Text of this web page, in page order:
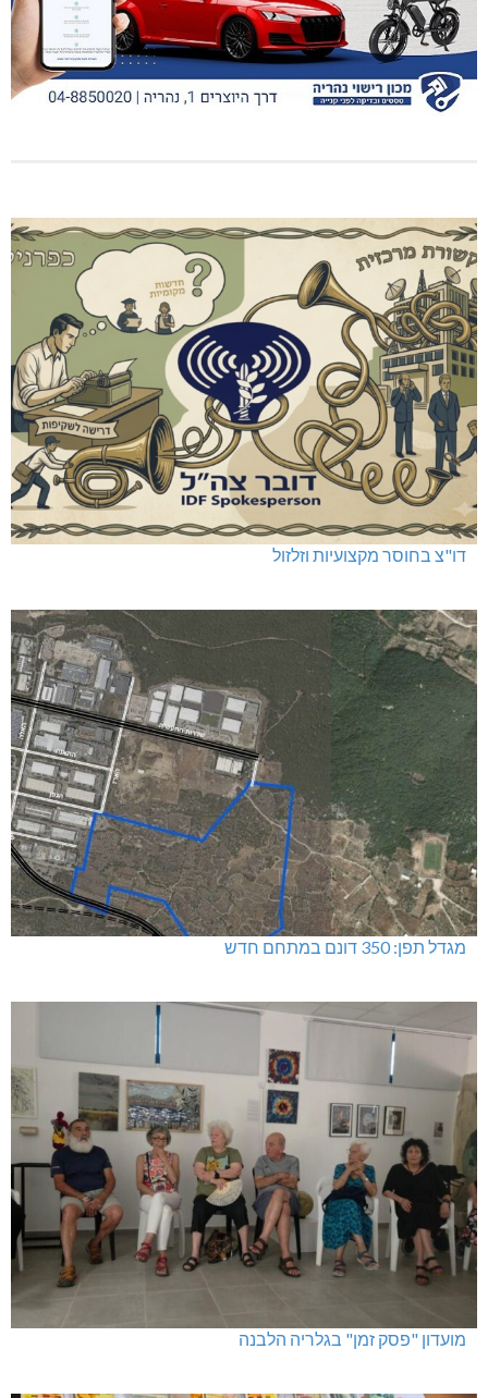
דו"צ בחוסר מקצועיות וזלזול
מגדל תפן: 350 דונם במתחם חדש
מועדון "פסק זמן" בגלריה הלבנה